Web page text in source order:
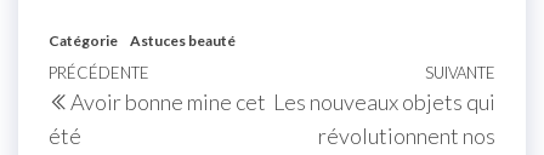
Catégorie Astuces beauté
PRÉCÉDENTE
Avoir bonne mine cet
été
SUIVANTE
Les nouveaux objets qui
révolutionnent nos